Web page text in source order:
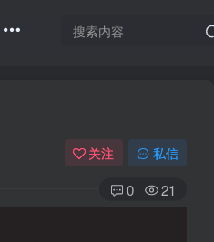
关注 私信
0 21